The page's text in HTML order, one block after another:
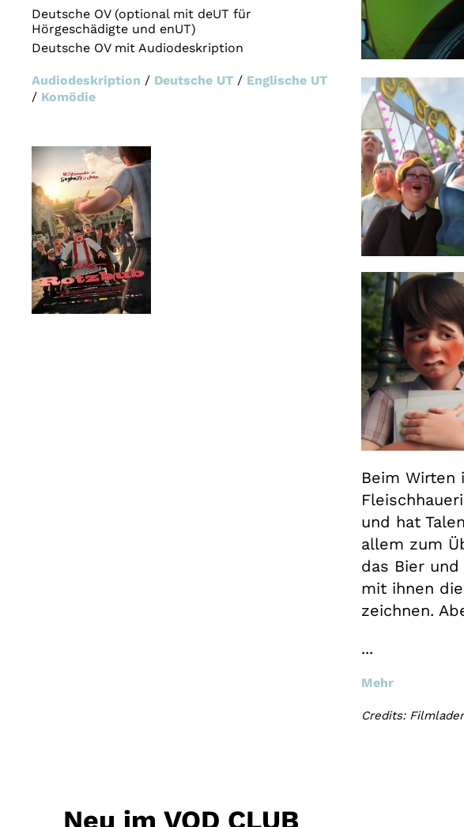
Deutsche OV (optional mit deUT für
Hörgeschädigte und enUT)
Deutsche OV mit Audiodeskription
Audiodeskription / Deutsche UT / Englische UT
/ Komödie
Beim Wirten
und hat
allem zum
das Bier und
mit ihnen
zeichnen.
...
Mehr
Credits:
Neu im VOD CLUB